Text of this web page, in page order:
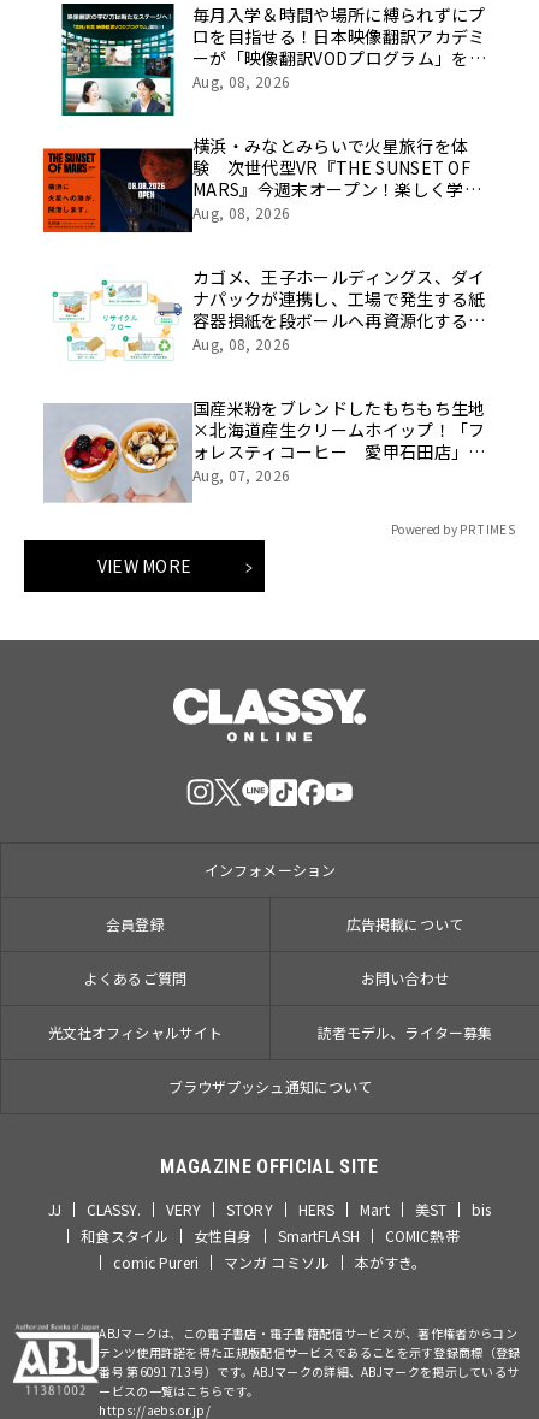
像を公開！
毎月入学＆時間や場所に縛られずにプ
ロを目指せる！日本映像翻訳アカデミ
ーが「映像翻訳VODプログラム」を
2026年10月より開講！
Aug, 08, 2026
横浜・みなとみらいで火星旅行を体
験 次世代型VR『THE SUNSET OF
MARS』今週末オープン！楽しく学べ
るパネル展やワークショップなど関連
Aug, 08, 2026
カゴメ、王子ホールディングス、ダイ
ナパックが連携し、工場で発生する紙
容器損紙を段ボールへ再資源化する実
証を開始
Aug, 08, 2026
国産米粉をブレンドしたもちもち生地
×北海道産生クリームホイップ！「フ
ォレスティコーヒー 愛甲石田店」に
て、８月１７日（月）からクレープ販
Aug, 07, 2026
Powered by PR TIMES
VIEW MORE
インフォメーション
会員登録 広告掲載について
よくあるご質問 お問い合わせ
光文社オフィシャルサイト 読者モデル、ライター募集
ブラウザプッシュ通知について
MAGAZINE OFFICIAL SITE
JJ CLASSY. VERY STORY HERS Mart 美ST
bis
和食スタイル
女性自身 SmartFLASH
COMIC熱帯
comic Pureri
マンガ コミソル 本がすき。
ABJマークは、この電子書店・電子書籍配信サービスが、著作権者からコン
テンツ使用許諾を得た正規版配信サービスであることを示す登録商標（登録
番号 第6091713号）です。ABJマークの詳細、ABJマークを掲示しているサ
ービスの一覧はこちらです。
https://aebs.or.jp/